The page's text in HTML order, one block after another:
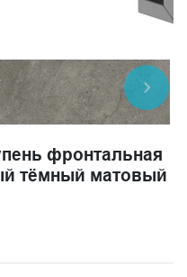
фронтальная
тёмный матовый